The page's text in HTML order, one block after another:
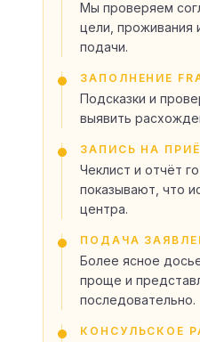
Мы проверяем
цели, проживания
подачи.
ЗАПОЛНЕНИЕ
Подсказки и
выявить
ЗАПИСЬ НА
Чеклист и отчёт
показывают, что
центра.
ПОДАЧА
Более ясное
проще и
последовательно.
КОНСУЛЬСКОЕ